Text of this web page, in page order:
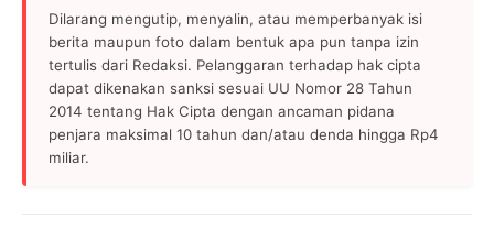
Dilarang mengutip, menyalin, atau memperbanyak isi
berita maupun foto dalam bentuk apa pun tanpa izin
tertulis dari Redaksi. Pelanggaran terhadap hak cipta
dapat dikenakan sanksi sesuai UU Nomor 28 Tahun
2014 tentang Hak Cipta dengan ancaman pidana
penjara maksimal 10 tahun dan/atau denda hingga Rp4
miliar.